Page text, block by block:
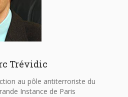
Trévidic
au pôle antiterroriste du
Instance de Paris